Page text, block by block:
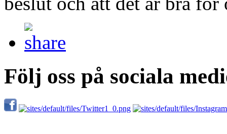
Följ oss på sociala